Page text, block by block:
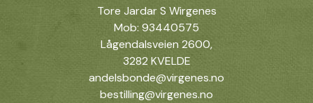
Tore Jardar S Wirgenes
Mob: 93440575
Lågendalsveien 2600,
3282 KVELDE
andelsbonde@virgenes.no
bestilling@virgenes.no